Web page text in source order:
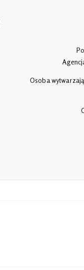
Osoba